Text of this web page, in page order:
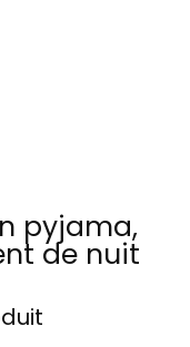
pyjama,
de nuit